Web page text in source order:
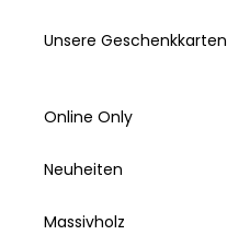
Unsere Geschenkkarten
Online Only
Neuheiten
Massivholz